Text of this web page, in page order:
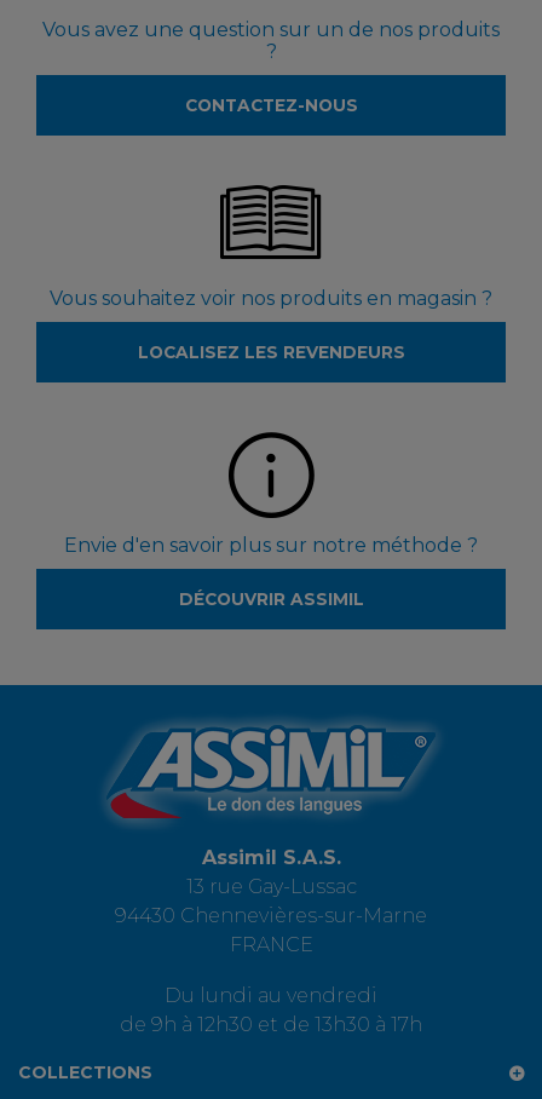
Vous avez une question sur un de nos produits
?
CONTACTEZ-NOUS
Vous souhaitez voir nos produits en magasin ?
LOCALISEZ LES REVENDEURS
Envie d'en savoir plus sur notre méthode ?
DÉCOUVRIR ASSIMIL
Assimil S.A.S.
13 rue Gay-Lussac
94430 Chennevières-sur-Marne
FRANCE
Du lundi au vendredi
de 9h à 12h30 et de 13h30 à 17h
COLLECTIONS